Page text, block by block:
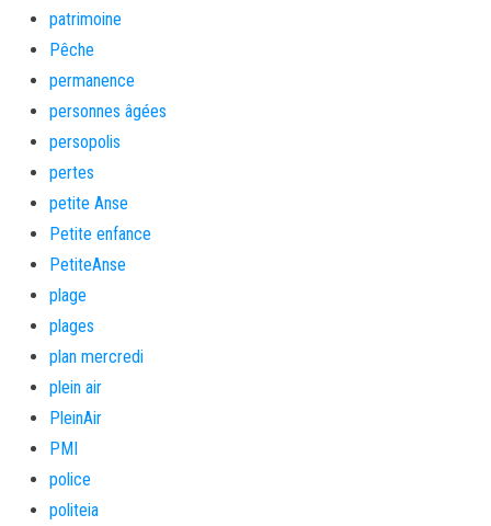
patrimoine
Pêche
permanence
personnes âgées
persopolis
pertes
petite Anse
Petite enfance
PetiteAnse
plage
plages
plan mercredi
plein air
PleinAir
PMI
police
politeia